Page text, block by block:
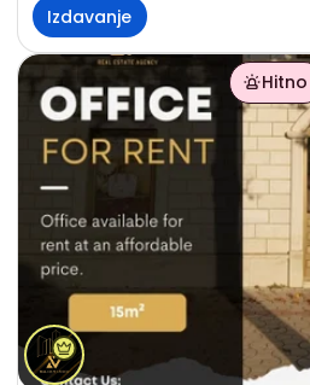
Izdavanje
Hitno